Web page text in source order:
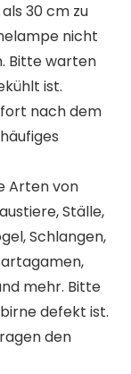
30 cm zu
nicht
Bitte warten
ist.
nach dem
Arten von
Ställe,
Schlangen,
mehr. Bitte
defekt ist.
den